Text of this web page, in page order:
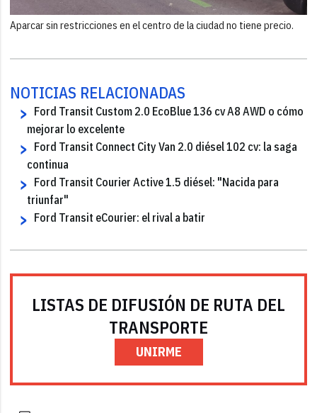
Aparcar sin restricciones en el centro de la ciudad no tiene precio.
NOTICIAS RELACIONADAS
Ford Transit Custom 2.0 EcoBlue 136 cv A8 AWD o cómo
mejorar lo excelente
Ford Transit Connect City Van 2.0 diésel 102 cv: la saga
continua
Ford Transit Courier Active 1.5 diésel: "Nacida para
triunfar"
Ford Transit eCourier: el rival a batir
LISTAS DE DIFUSIÓN DE RUTA DEL
TRANSPORTE
UNIRME